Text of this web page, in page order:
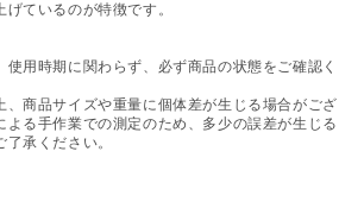
ているのが特徴です。
用時期に関わらず、必ず商品の状態をご確認く
商品サイズや重量に個体差が生じる場合がござ
よる手作業での測定のため、多少の誤差が生じる
承ください。